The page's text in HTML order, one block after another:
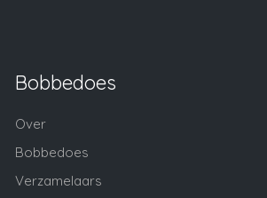
Bobbedoes
Over
Bobbedoes
Verzamelaars